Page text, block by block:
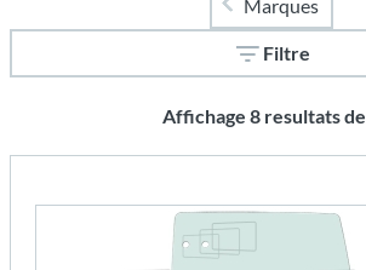
Marques
Filtre
Affichage 8 resultats de